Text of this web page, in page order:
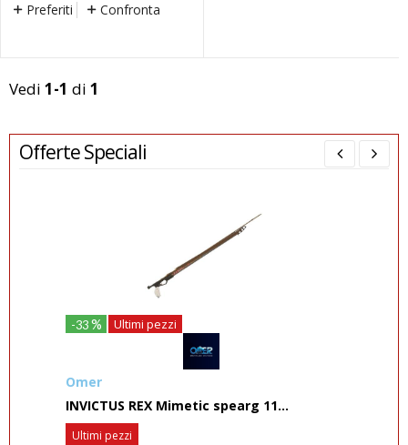
Preferiti Confronta
Vedi 1-1 di 1
Offerte Speciali
-33% Ultimi pezzi
Omer
INVICTUS REX Mimetic spearg 11...
Ultimi pezzi